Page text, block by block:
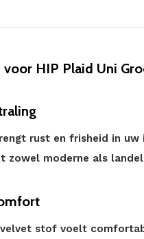
HIP Plaid Uni
rust en frisheid in
zowel moderne als
stof voelt